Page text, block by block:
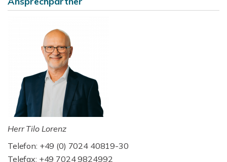
Herr Tilo Lorenz
Telefon: +49 (0) 7024 40819-30
Telefax: +49 7024 9824992